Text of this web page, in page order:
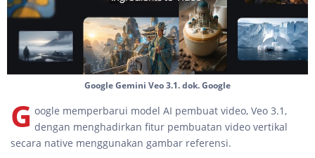
Google Gemini Veo 3.1. dok. Google
G oogle memperbarui model AI pembuat video, Veo 3.1,
dengan menghadirkan fitur pembuatan video vertikal
secara native menggunakan gambar referensi.